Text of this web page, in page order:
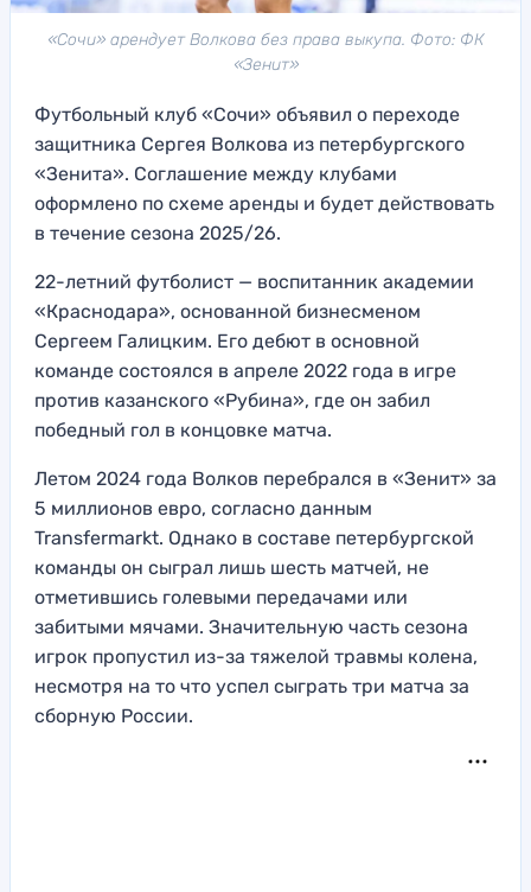
«Сочи» арендует Волкова без права выкупа. Фото: ФК
«Зенит»
Футбольный клуб «Сочи» объявил о переходе
защитника Сергея Волкова из петербургского
«Зенита». Соглашение между клубами
оформлено по схеме аренды и будет действовать
в течение сезона 2025/26.
22-летний футболист — воспитанник академии
«Краснодара», основанной бизнесменом
Сергеем Галицким. Его дебют в основной
команде состоялся в апреле 2022 года в игре
против казанского «Рубина», где он забил
победный гол в концовке матча.
Летом 2024 года Волков перебрался в «Зенит» за
5 миллионов евро, согласно данным
Transfermarkt. Однако в составе петербургской
команды он сыграл лишь шесть матчей, не
отметившись голевыми передачами или
забитыми мячами. Значительную часть сезона
игрок пропустил из-за тяжелой травмы колена,
несмотря на то что успел сыграть три матча за
сборную России.